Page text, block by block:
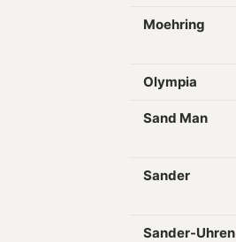
Moehring
Olympia
Sand Man
Sander
Sander-Uhren